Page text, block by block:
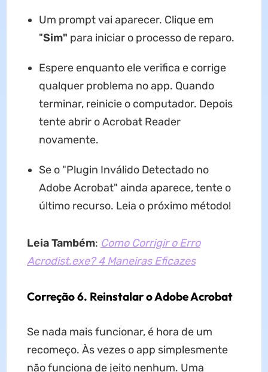
Um prompt vai aparecer. Clique em
"Sim" para iniciar o processo de reparo.
Espere enquanto ele verifica e corrige
qualquer problema no app. Quando
terminar, reinicie o computador. Depois
tente abrir o Acrobat Reader
novamente.
Se o "Plugin Inválido Detectado no
Adobe Acrobat" ainda aparece, tente o
último recurso. Leia o próximo método!
Leia Também: Como Corrigir o Erro
Acrodist.exe? 4 Maneiras Eficazes
Correção 6. Reinstalar o Adobe Acrobat
Se nada mais funcionar, é hora de um
recomeço. Às vezes o app simplesmente
não funciona de jeito nenhum. Uma